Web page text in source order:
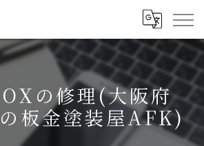
の修理(大阪府
板金塗装屋AFK)